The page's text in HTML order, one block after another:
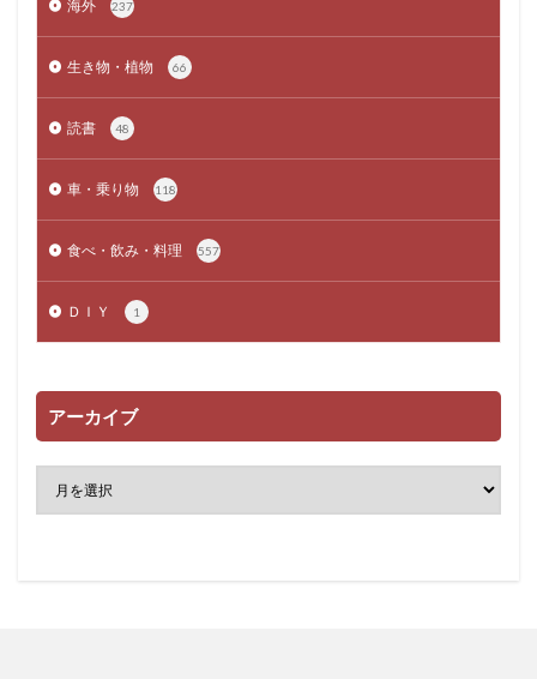
海外 237
生き物・植物 66
読書 48
車・乗り物 118
食べ・飲み・料理 557
ＤＩＹ 1
アーカイブ